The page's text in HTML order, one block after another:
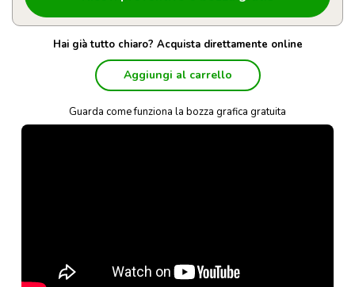
Hai già tutto chiaro? Acquista direttamente online
Aggiungi al carrello
Guarda come funziona la bozza grafica gratuita